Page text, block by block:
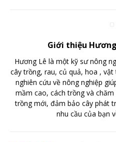
Giới thiệu
Hương Lê là một kỹ sư nông
cây trồng, rau, củ quả, hoa ,
nghiên cứu về nông nghiệp
mầm cao, cách trồng và
trồng mới, đảm bảo cây phát
nhu cầu của bạn